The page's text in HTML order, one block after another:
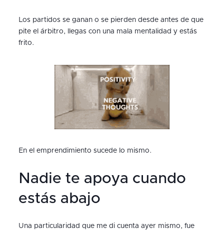
Los partidos se ganan o se pierden desde antes de que
pite el árbitro, llegas con una mala mentalidad y estás
frito.
En el emprendimiento sucede lo mismo.
Nadie te apoya cuando
estás abajo
Una particularidad que me di cuenta ayer mismo, fue